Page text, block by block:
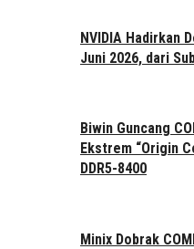
NVIDIA Hadirkan
Juni 2026, dari
Biwin Guncang
Ekstrem “Origin
DDR5-8400
Minix Dobrak